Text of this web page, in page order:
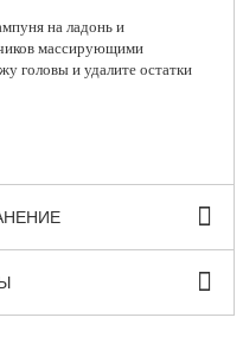
на ладонь и
массирующими
головы и удалите остатки